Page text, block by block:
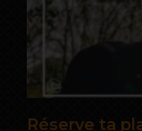
Réserve ta